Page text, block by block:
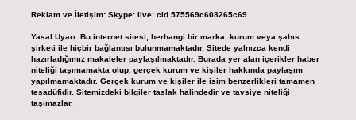
Reklam ve İletişim: Skype: live:.cid.575569c608265c69
Yasal Uyarı: Bu internet sitesi, herhangi bir marka, kurum veya şahıs
şirketi ile hiçbir bağlantısı bulunmamaktadır. Sitede yalnızca kendi
hazırladığımız makaleler paylaşılmaktadır. Burada yer alan içerikler haber
niteliği taşımamakta olup, gerçek kurum ve kişiler hakkında paylaşım
yapılmamaktadır. Gerçek kurum ve kişiler ile isim benzerlikleri tamamen
tesadüfidir. Sitemizdeki bilgiler taslak halindedir ve tavsiye niteliği
taşımazlar.